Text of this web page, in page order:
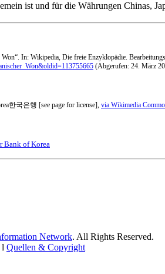
ist und für die Währungen Chinas,
Won“. In: Wikipedia, Die freie Enzyklopädie.
(Abgerufen: 24. März
한국은행 [see page for license], via Wikimedia
Bank of Korea
Network. All Rights Reserved.
l Quellen & Copyright